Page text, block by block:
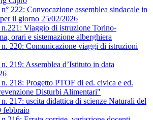
222: Convocazione assemblea sindacale in
il giorno 25/02/2026
Viaggio di istruzione Torino-
orari e sistemazione alberghiera
220: Comunicazione viaggi di istruzioni
219: Assemblea d’Istituto in data
218: Progetto PTOF di ed. civica e ed.
Disturbi Alimentari"
217: uscita didattica di scienze Naturali del
febbraio